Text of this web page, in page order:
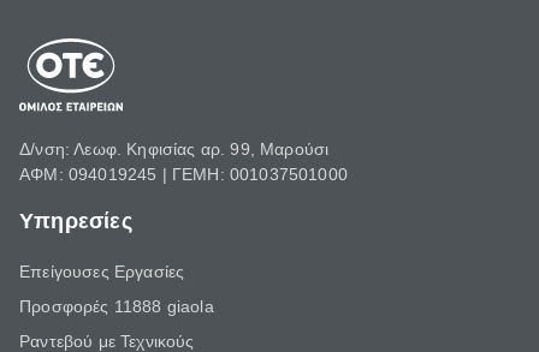
Δ/νση: Λεωφ. Κηφισίας αρ. 99, Μαρούσι
ΑΦΜ: 094019245 | ΓΕΜΗ: 001037501000
Υπηρεσίες
Επείγουσες Εργασίες
Προσφορές 11888 giaola
Ραντεβού με Τεχνικούς